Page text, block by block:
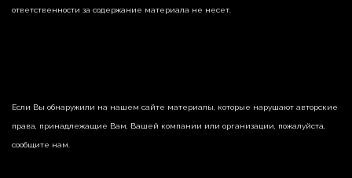
ответственности за содержание материала не несет.
Если Вы обнаружили на нашем сайте материалы, которые нарушают авторские
права, принадлежащие Вам, Вашей компании или организации, пожалуйста,
сообщите нам.